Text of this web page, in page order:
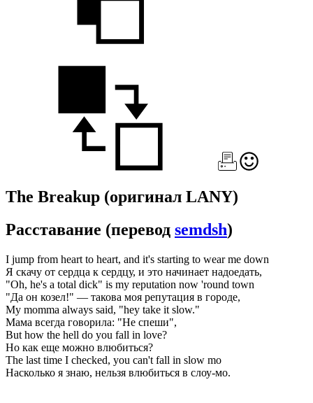
The Breakup (оригинал LANY)
Расставание (перевод semdsh)
I jump from heart to heart, and it's starting to wear me down
Я скачу от сердца к сердцу, и это начинает надоедать,
"Oh, he's a total dick" is my reputation now 'round town
"Да он козел!" — такова моя репутация в городе,
My momma always said, "hey take it slow."
Мама всегда говорила: "Не спеши",
But how the hell do you fall in love?
Но как еще можно влюбиться?
The last time I checked, you can't fall in slow mo
Насколько я знаю, нельзя влюбиться в слоу-мо.